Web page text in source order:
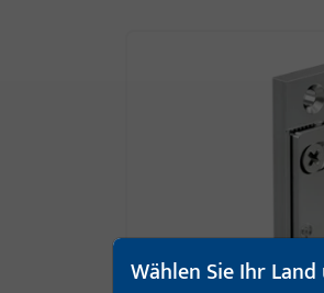
Automatische
Wählen Sie Ihr